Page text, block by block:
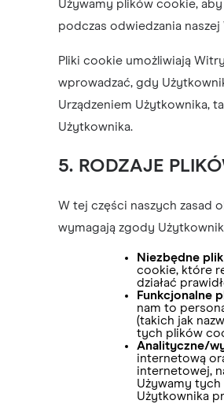
Używamy plików cookie,
podczas odwiedzania
Pliki cookie umożliwiają
wprowadzać, gdy
Urządzeniem Użytkownika,
Użytkownika.
5. RODZAJE
W tej części naszych zasad
wymagają zgody
Niezbędne
cookie, które
działać
Funkcjonalne
nam to
(takich jak
tych plików
Analityczne/
internetową
internetowej,
Używamy
Użytkownika